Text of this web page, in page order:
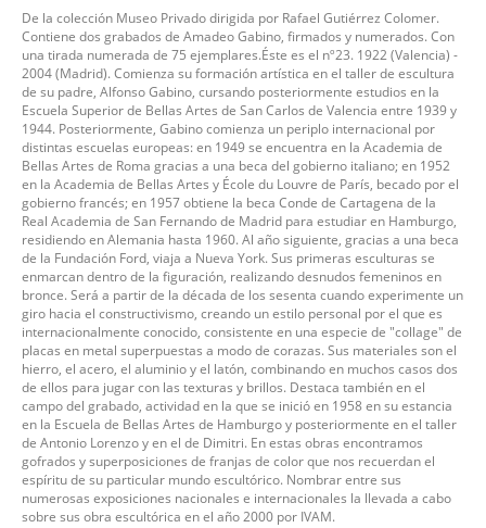
De la colección Museo Privado dirigida por Rafael Gutiérrez Colomer.
Contiene dos grabados de Amadeo Gabino, firmados y numerados. Con
una tirada numerada de 75 ejemplares.Éste es el nº23. 1922 (Valencia) -
2004 (Madrid). Comienza su formación artística en el taller de escultura
de su padre, Alfonso Gabino, cursando posteriormente estudios en la
Escuela Superior de Bellas Artes de San Carlos de Valencia entre 1939 y
1944. Posteriormente, Gabino comienza un periplo internacional por
distintas escuelas europeas: en 1949 se encuentra en la Academia de
Bellas Artes de Roma gracias a una beca del gobierno italiano; en 1952
en la Academia de Bellas Artes y École du Louvre de París, becado por el
gobierno francés; en 1957 obtiene la beca Conde de Cartagena de la
Real Academia de San Fernando de Madrid para estudiar en Hamburgo,
residiendo en Alemania hasta 1960. Al año siguiente, gracias a una beca
de la Fundación Ford, viaja a Nueva York. Sus primeras esculturas se
enmarcan dentro de la figuración, realizando desnudos femeninos en
bronce. Será a partir de la década de los sesenta cuando experimente un
giro hacia el constructivismo, creando un estilo personal por el que es
internacionalmente conocido, consistente en una especie de "collage" de
placas en metal superpuestas a modo de corazas. Sus materiales son el
hierro, el acero, el aluminio y el latón, combinando en muchos casos dos
de ellos para jugar con las texturas y brillos. Destaca también en el
campo del grabado, actividad en la que se inició en 1958 en su estancia
en la Escuela de Bellas Artes de Hamburgo y posteriormente en el taller
de Antonio Lorenzo y en el de Dimitri. En estas obras encontramos
gofrados y superposiciones de franjas de color que nos recuerdan el
espíritu de su particular mundo escultórico. Nombrar entre sus
numerosas exposiciones nacionales e internacionales la llevada a cabo
sobre sus obra escultórica en el año 2000 por IVAM.